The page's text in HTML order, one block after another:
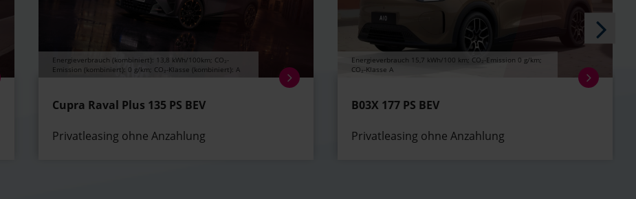
Cupra Raval Plus 135 PS BEV
Privatleasing ohne Anzahlung
Energieverbrauch (kombiniert): 13,8 kWh/100km; CO₂-
Emission (kombiniert): 0 g/km; CO₂-Klasse (kombiniert): A
B03X 177 PS BEV
Privatleasing ohne Anzahlung
Energieverbrauch 15,7 kWh/100 km; CO₂-Emission 0 g/km;
CO₂-Klasse A